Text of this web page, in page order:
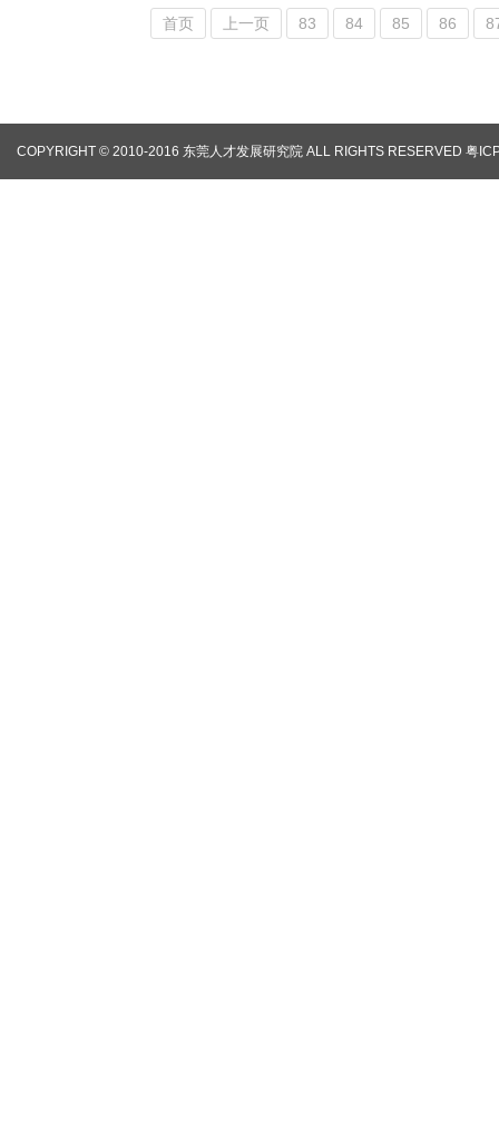
首页 上一页 83 84 85 86
COPYRIGHT © 2010-2016 东莞人才发展研究院 ALL RIGHTS RESERVED 粤